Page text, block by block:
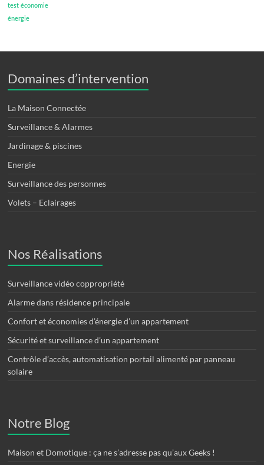
test économie
énergie
Domaines d’intervention
La Maison Connectée
Surveillance & Alarmes
Jardinage & piscines
Energie
Surveillance des personnes
Volets – Eclairages
Nos Réalisations
Surveillance vidéo coppropriété
Alarme dans résidence principale
Confort et économies d’énergie d’un appartement
Sécurité et surveillance d’un appartement
Contrôle d’accès, automatisation portail alimenté par panneau
solaire
Notre Blog
Maison et Domotique : ça ne s’adresse pas qu’aux Geeks !